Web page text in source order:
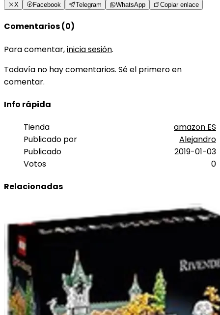
X Facebook Telegram WhatsApp Copiar enlace
Comentarios (0)
Para comentar,inicia sesión.
Todavía no hay comentarios. Sé el primero en
comentar.
Info rápida
Tienda
amazon ES
Publicado por
Alejandro
Publicado
2019-01-03
Votos
0
Relacionadas